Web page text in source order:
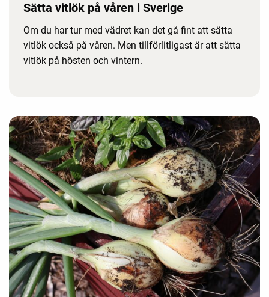
Sätta vitlök på våren i Sverige
Om du har tur med vädret kan det gå fint att sätta
vitlök också på våren. Men tillförlitligast är att sätta
vitlök på hösten och vintern.